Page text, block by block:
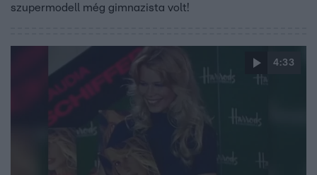
szupermodell még gimnazista volt!
4:33